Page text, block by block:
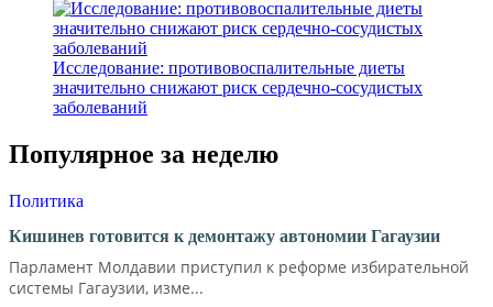
Исследование: противовоспалительные диеты
значительно снижают риск сердечно-сосудистых
заболеваний
Популярное за неделю
Политика
Кишинев готовится к демонтажу автономии Гагаузии
Парламент Молдавии приступил к реформе избирательной
системы Гагаузии, изме...